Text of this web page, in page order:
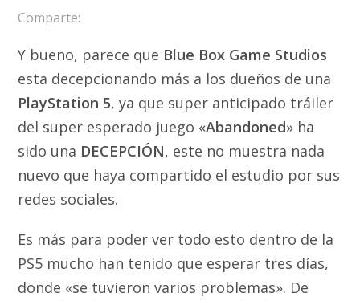
Comparte:
Y bueno, parece que Blue Box Game Studios
esta decepcionando más a los dueños de una
PlayStation 5, ya que super anticipado tráiler
del super esperado juego «Abandoned» ha
sido una DECEPCIÓN, este no muestra nada
nuevo que haya compartido el estudio por sus
redes sociales.
Es más para poder ver todo esto dentro de la
PS5 mucho han tenido que esperar tres días,
donde «se tuvieron varios problemas». De